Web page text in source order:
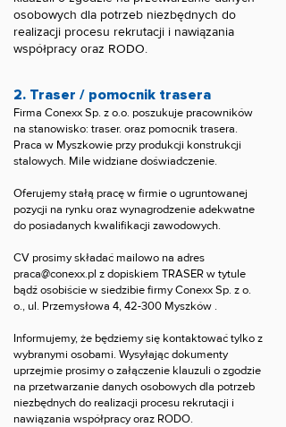
osobowych dla potrzeb niezbędnych do
realizacji procesu rekrutacji i nawiązania
współpracy oraz RODO.​
2. Traser / pomocnik trasera
Firma Conexx Sp. z o.o. poszukuje pracowników
na stanowisko: traser. oraz pomocnik trasera.
Praca w Myszkowie przy produkcji konstrukcji
stalowych. Mile widziane doświadczenie.
Oferujemy stałą pracę w firmie o ugruntowanej
pozycji na rynku oraz wynagrodzenie adekwatne
do posiadanych kwalifikacji zawodowych.
CV prosimy składać mailowo na adres
praca@conexx.pl z dopiskiem TRASER w tytule
bądź osobiście w siedzibie firmy Conexx Sp. z o.
o., ul. Przemysłowa 4, 42-300 Myszków .
Informujemy, że będziemy się kontaktować tylko z
wybranymi osobami. Wysyłając dokumenty
uprzejmie prosimy o załączenie klauzuli o zgodzie
na przetwarzanie danych osobowych dla potrzeb
niezbędnych do realizacji procesu rekrutacji i
nawiązania współpracy oraz RODO​.​